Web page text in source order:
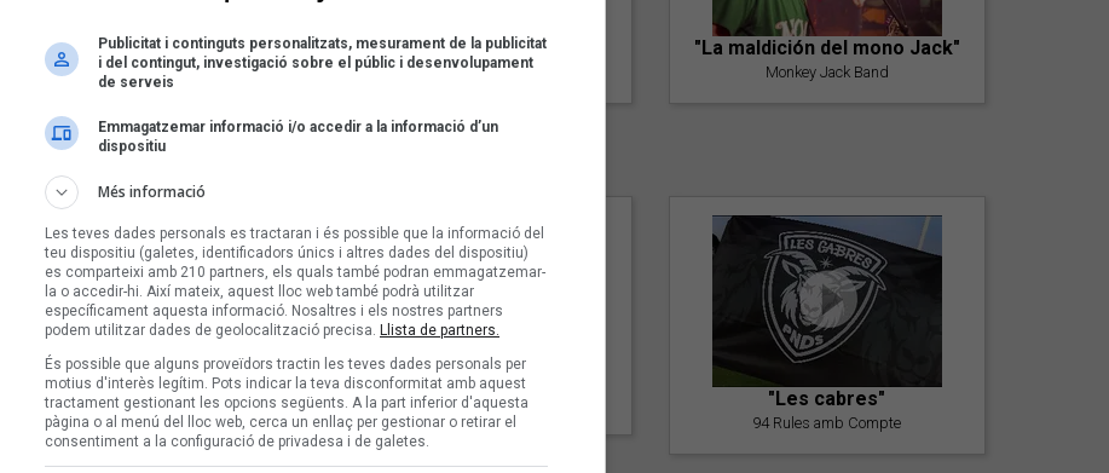
"Amb tu"
"Postlude To A Kiss"
Goran Levi
"La maldición del mono Jack"
Monkey Jack Band
"Lo bueno y lo malo"
Carmen y María
"Posidònia"
Pep Álvarez amb Joan Muntaner
(Xanguito)
"Les cabres"
94 Rules amb Compte
Publicitat i continguts personalitzats, mesurament de la publicitat
i del contingut, investigació sobre el públic i desenvolupament
de serveis
Emmagatzemar informació i/o accedir a la informació d’un
dispositiu
Més informació
Les teves dades personals es tractaran i és possible que la informació del
teu dispositiu (galetes, identificadors únics i altres dades del dispositiu)
es comparteixi amb 210 partners, els quals també podran emmagatzemar-
la o accedir-hi. Així mateix, aquest lloc web també podrà utilitzar
específicament aquesta informació. Nosaltres i els nostres partners
podem utilitzar dades de geolocalització precisa. Llista de partners.
És possible que alguns proveïdors tractin les teves dades personals per
motius d'interès legítim. Pots indicar la teva disconformitat amb aquest
tractament gestionant les opcions següents. A la part inferior d'aquesta
pàgina o al menú del lloc web, cerca un enllaç per gestionar o retirar el
consentiment a la configuració de privadesa i de galetes.